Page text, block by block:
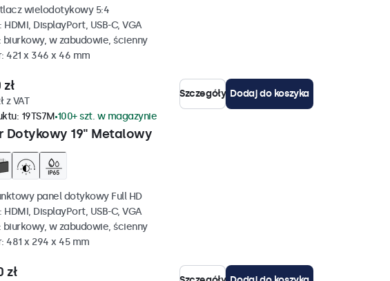
wielodotykowy 5:4
HDMI, DisplayPort, USB-C, VGA
biurkowy, w zabudowie, ścienny
421 x 346 x 46 mm
zł
z VAT
Szczegóły Dodaj do koszyka
Dotykowy 19" Metalowy
19TS7M 100+ szt. w magazynie
panel dotykowy Full HD
HDMI, DisplayPort, USB-C, VGA
biurkowy, w zabudowie, ścienny
481 x 294 x 45 mm
zł